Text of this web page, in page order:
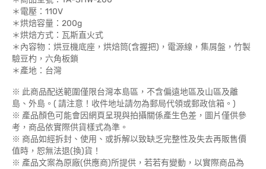
＊電壓：110V
＊烘焙容量：200g
＊烘焙方式：瓦斯直火式
＊內容物：烘豆機底座，烘焙筒(含握把)，電源線，集屑盤，竹製
驗豆杓，六角板鎖
＊產地：台灣
※ 此商品配送範圍僅限台灣本島區，不含偏遠地區及山區及離
島、外島。( 請注意！收件地址請勿為郵局代領或郵政信箱。)
※ 產品顏色可能會因網頁呈現與拍攝關係產生色差，圖片僅供參
考，商品依實際供貨樣式為準。
※ 商品如經拆封、使用、或拆解以致缺乏完整性及失去再販售價
值時，恕無法退(換)貨！
※ 產品文案為原廠(供應商)所提供，若若有變動，以實際商品為